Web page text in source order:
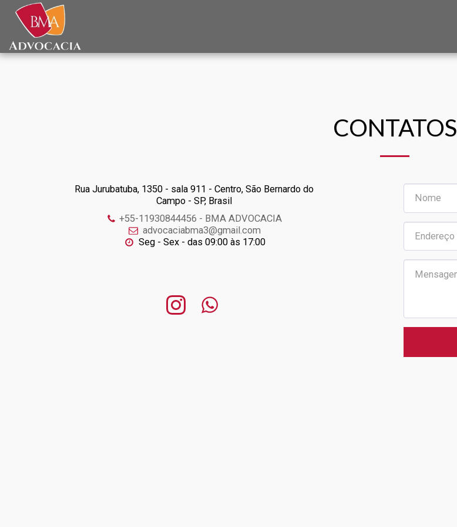
CONTATOS
Rua Jurubatuba, 1350 - sala 911 - Centro, São Bernardo do
Campo - SP, Brasil
+55-11930844456 - BMA ADVOCACIA
advocaciabma3@gmail.com
Seg - Sex - das 09:00 às 17:00